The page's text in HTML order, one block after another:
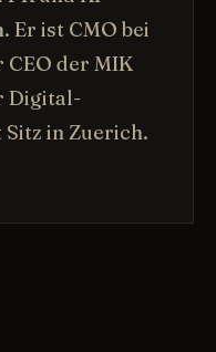
Er ist CMO bei
der MIK
Digital-
in Zuerich.